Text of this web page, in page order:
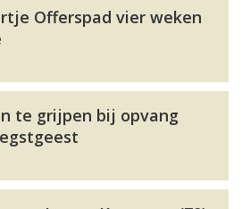
Offerspad vier weken
te grijpen bij opvang